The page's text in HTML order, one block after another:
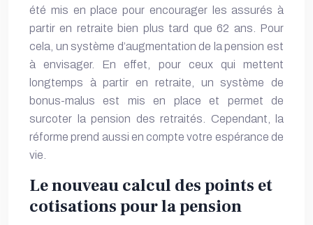
été mis en place pour encourager les assurés à
partir en retraite bien plus tard que 62 ans. Pour
cela, un système d’augmentation de la pension est
à envisager. En effet, pour ceux qui mettent
longtemps à partir en retraite, un système de
bonus-malus est mis en place et permet de
surcoter la pension des retraités. Cependant, la
réforme prend aussi en compte votre espérance de
vie.
Le nouveau calcul des points et
cotisations pour la pension